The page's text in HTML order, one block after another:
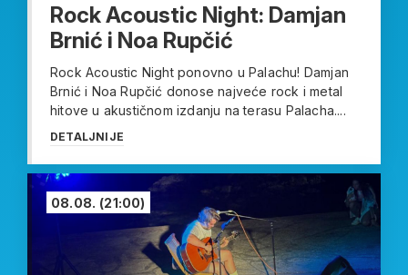
Rock Acoustic Night: Damjan
Brnić i Noa Rupčić
Rock Acoustic Night ponovno u Palachu! Damjan
Brnić i Noa Rupčić donose najveće rock i metal
hitove u akustičnom izdanju na terasu Palacha....
DETALJNIJE
08.08. (21:00)